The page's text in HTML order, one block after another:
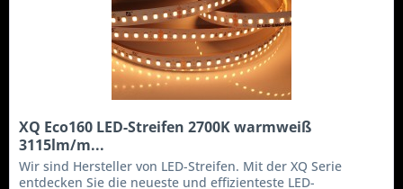
XQ Eco160 LED-Streifen 2700K warmweiß
3115lm/m...
Wir sind Hersteller von LED-Streifen. Mit der XQ Serie
entdecken Sie die neueste und effizienteste LED-